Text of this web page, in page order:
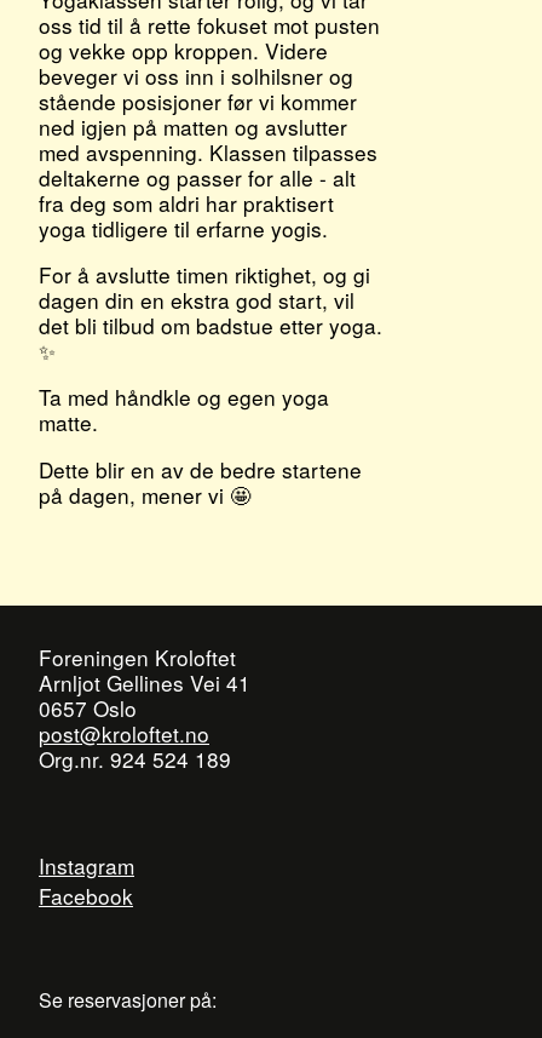
oss tid til å rette fokuset mot pusten
og vekke opp kroppen. Videre
beveger vi oss inn i solhilsner og
stående posisjoner før vi kommer
ned igjen på matten og avslutter
med avspenning. Klassen tilpasses
deltakerne og passer for alle - alt
fra deg som aldri har praktisert
yoga tidligere til erfarne yogis.
For å avslutte timen riktighet, og gi
dagen din en ekstra god start, vil
det bli tilbud om badstue etter yoga.
✨
Ta med håndkle og egen yoga
matte.
Dette blir en av de bedre startene
på dagen, mener vi 🤩
Foreningen Kroloftet
Arnljot Gellines Vei 41
0657 Oslo
post@kroloftet.no
Org.nr. 924 524 189
Instagram
Facebook
Se reservasjoner på: